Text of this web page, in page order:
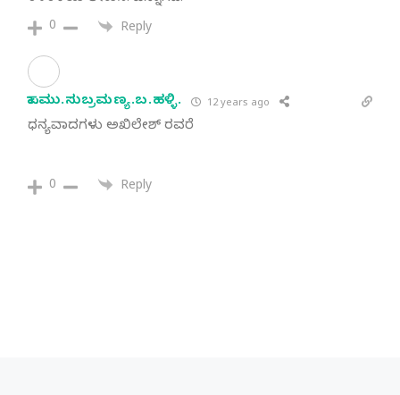
0 Reply
ಪಾ.ಮು.ಸುಬ್ರಮಣ್ಯ.ಬ.ಹಳ್ಳಿ. 12 years ago
ಧನ್ಯವಾದಗಳು ಅಖಿಲೇಶ್ ರವರೆ
0 Reply